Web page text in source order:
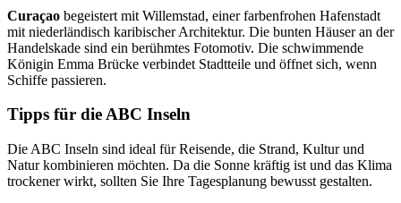
Curaçao begeistert mit Willemstad, einer farbenfrohen Hafenstadt
mit niederländisch karibischer Architektur. Die bunten Häuser an der
Handelskade sind ein berühmtes Fotomotiv. Die schwimmende
Königin Emma Brücke verbindet Stadtteile und öffnet sich, wenn
Schiffe passieren.
Tipps für die ABC Inseln
Die ABC Inseln sind ideal für Reisende, die Strand, Kultur und
Natur kombinieren möchten. Da die Sonne kräftig ist und das Klima
trockener wirkt, sollten Sie Ihre Tagesplanung bewusst gestalten.